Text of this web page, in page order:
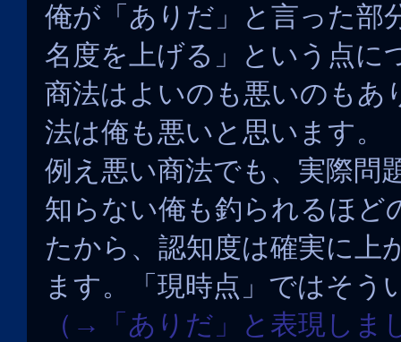
俺が「ありだ」と言った部
名度を上げる」という点に
商法はよいのも悪いのもあ
法は俺も悪いと思います。
例え悪い商法でも、実際問
知らない俺も釣られるほど
たから、認知度は確実に上
ます。「現時点」ではそう
（→「ありだ」と表現しま